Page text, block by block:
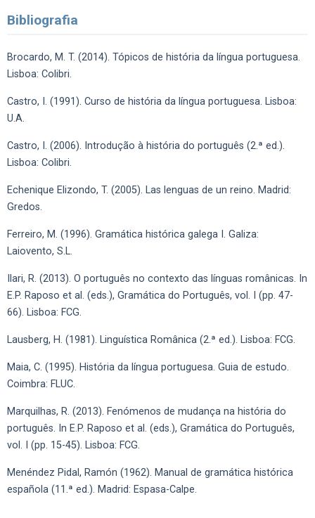
Bibliografia
Brocardo, M. T. (2014). Tópicos de história da língua portuguesa.
Lisboa: Colibri.
Castro, I. (1991). Curso de história da língua portuguesa. Lisboa:
U.A.
Castro, I. (2006). Introdução à história do português (2.ª ed.).
Lisboa: Colibri.
Echenique Elizondo, T. (2005). Las lenguas de un reino. Madrid:
Gredos.
Ferreiro, M. (1996). Gramática histórica galega I. Galiza:
Laiovento, S.L.
Ilari, R. (2013). O português no contexto das línguas românicas. In
E.P. Raposo et al. (eds.), Gramática do Português, vol. I (pp. 47-
66). Lisboa: FCG.
Lausberg, H. (1981). Linguística Românica (2.ª ed.). Lisboa: FCG.
Maia, C. (1995). História da língua portuguesa. Guia de estudo.
Coimbra: FLUC.
Marquilhas, R. (2013). Fenómenos de mudança na história do
português. In E.P. Raposo et al. (eds.), Gramática do Português,
vol. I (pp. 15-45). Lisboa: FCG.
Menéndez Pidal, Ramón (1962). Manual de gramática histórica
española (11.ª ed.). Madrid: Espasa-Calpe.